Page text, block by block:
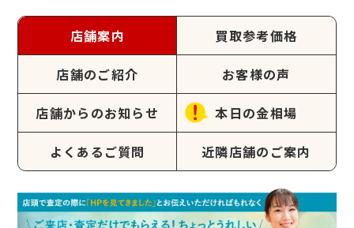
店舗案内 買取参考価格
店舗のご紹介 お客様の声
店舗からのお知らせ 本日の金相場
よくあるご質問 近隣店舗のご案内